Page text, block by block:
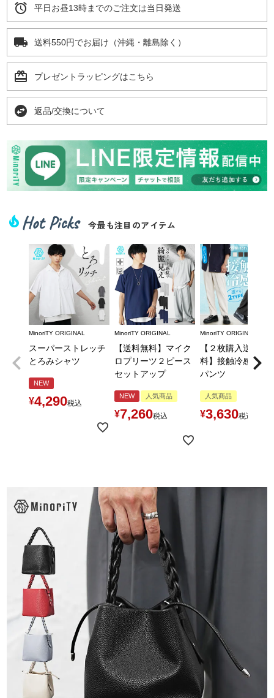
alarm 平日お昼13時までのご注文は当日発送
local_shipping 送料550円でお届け（沖縄・離島除く）
card_giftcard プレゼントラッピングはこちら
swap_horizontal_circle 返品/交換について
local_fire_department Hot Picks 今最も注目のアイテム
MinoriTY ORIGINAL
スーパーストレッチ
とろみシャツ
NEW
¥4,290税込
MinoriTY ORIGINAL
【送料無料】マイク
ロプリーツ２ピース
セットアップ
NEW 人気商品
¥7,260税込
MinoriTY ORIGINAL
【２枚購入送料無
料】接触冷感とろ
パンツ
人気商品
¥3,630税込